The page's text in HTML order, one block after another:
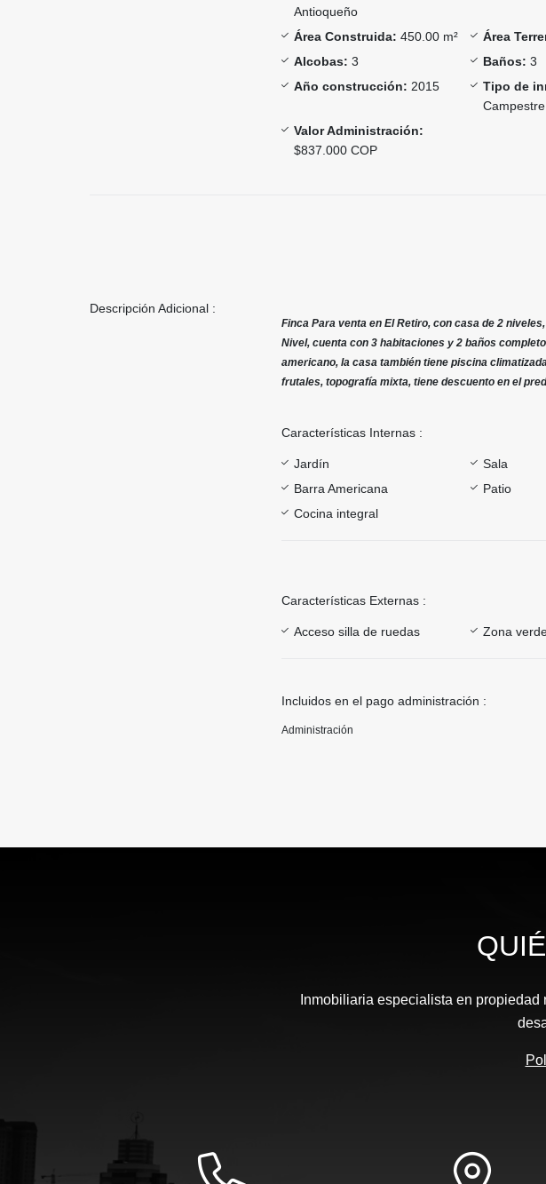
Antioqueño
Área Construida: 450.00 m² Área
Alcobas: 3 Baños: 3
Año construcción: 2015 Tipo de
Campestre
Valor Administración:
$837.000 COP
Descripción Adicional :
Finca Para venta en El Retiro, con casa de 2
Nivel, cuenta con 3 habitaciones y 2 baños
americano, la casa también tiene piscina
frutales, topografía mixta, tiene descuento en el
Características Internas :
Jardín Sala
Barra Americana
Patio
Cocina integral
Características Externas :
Acceso silla de ruedas Zona
Incluidos en el pago administración :
Administración
Inmobiliaria especialista en